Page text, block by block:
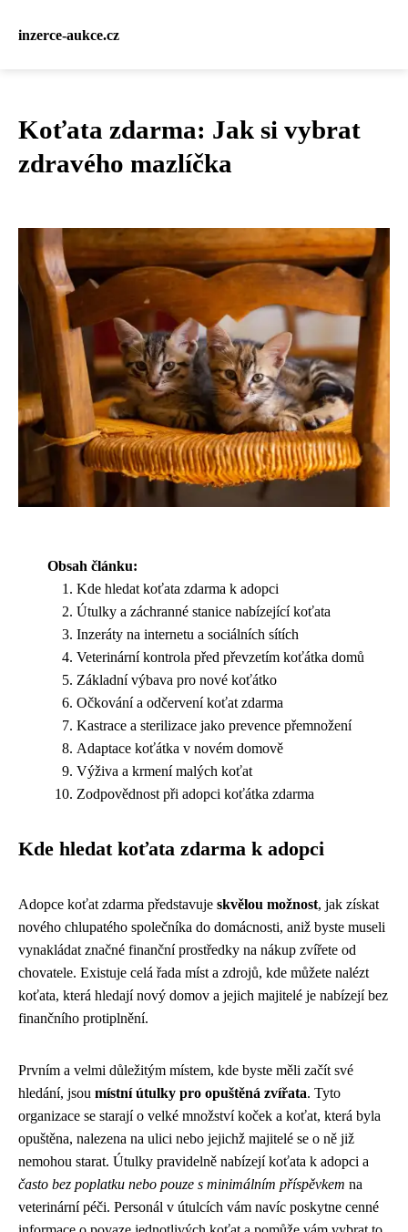
inzerce-aukce.cz
Koťata zdarma: Jak si vybrat
zdravého mazlíčka
Obsah článku:
Kde hledat koťata zdarma k adopci
Útulky a záchranné stanice nabízející koťata
Inzeráty na internetu a sociálních sítích
Veterinární kontrola před převzetím koťátka domů
Základní výbava pro nové koťátko
Očkování a odčervení koťat zdarma
Kastrace a sterilizace jako prevence přemnožení
Adaptace koťátka v novém domově
Výživa a krmení malých koťat
Zodpovědnost při adopci koťátka zdarma
Kde hledat koťata zdarma k adopci
Adopce koťat zdarma představuje skvělou možnost, jak získat
nového chlupatého společníka do domácnosti, aniž byste museli
vynakládat značné finanční prostředky na nákup zvířete od
chovatele. Existuje celá řada míst a zdrojů, kde můžete nalézt
koťata, která hledají nový domov a jejich majitelé je nabízejí bez
finančního protiplnění.
Prvním a velmi důležitým místem, kde byste měli začít své
hledání, jsou místní útulky pro opuštěná zvířata. Tyto
organizace se starají o velké množství koček a koťat, která byla
opuštěna, nalezena na ulici nebo jejichž majitelé se o ně již
nemohou starat. Útulky pravidelně nabízejí koťata k adopci a
často bez poplatku nebo pouze s minimálním příspěvkem na
veterinární péči. Personál v útulcích vám navíc poskytne cenné